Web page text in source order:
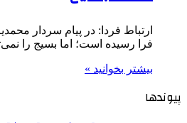
ارتباط فردا: در پیام سردار
فرا رسیده است؛ اما بسیج را
بیشتر بخوانید »
پیوندها